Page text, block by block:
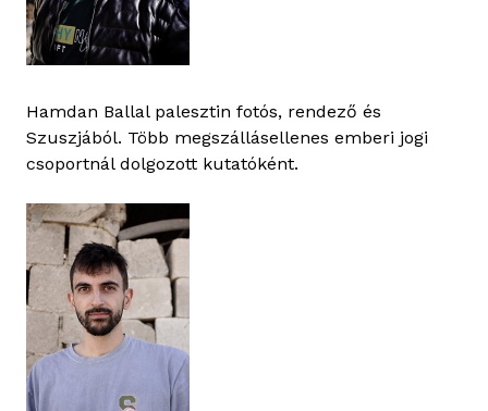
Hamdan Ballal palesztin fotós, rendező és
Szuszjából. Több megszállásellenes emberi jogi
csoportnál dolgozott kutatóként.